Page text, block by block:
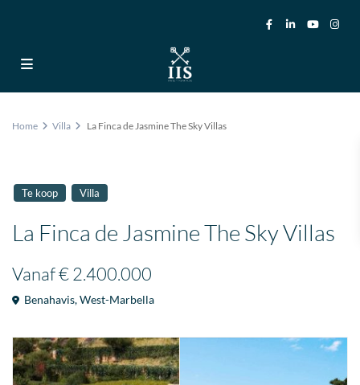
Home Villa La Finca de Jasmine The Sky Villas
Te koop Villa
La Finca de Jasmine The Sky Villas
Vanaf€ 2.400.000
Benahavis,West-Marbella